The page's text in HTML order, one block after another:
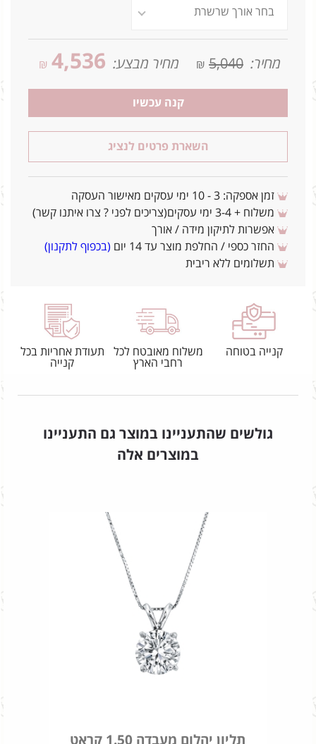
מחיר: 5,040
₪ מחיר מבצע: 4,536
₪
קנה עכשיו
השארת פרטים לנציג
זמן אספקה: 3 - 10 ימי עסקים מאישור העסקה
משלוח + 3-4 ימי עסקים(צריכים לפני ? צרו איתנו קשר)
אפשרות לתיקון מידה / אורך
החזר כספי / החלפת מוצר עד 14 יום
(בכפוף לתקנון)
תשלומים ללא ריבית
קנייה בטוחה
משלוח מאובטח לכל
רחבי הארץ
תעודת אחריות בכל
קנייה
גולשים שהתעניינו במוצר גם התעניינו
במוצרים אלה
תליון יהלום מעבדה 1.50 קראט